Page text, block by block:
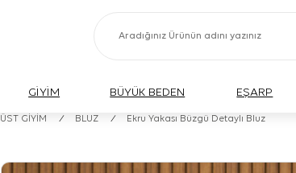
GİYİM BÜYÜK BEDEN EŞARP
ÜST GİYİM / BLUZ / Ekru Yakası Büzgü Detaylı Bluz